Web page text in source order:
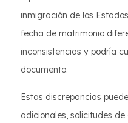
inmigración de los
fecha de matrimonio
inconsistencias y podría
documento.
Estas discrepancias
adicionales, solicitudes